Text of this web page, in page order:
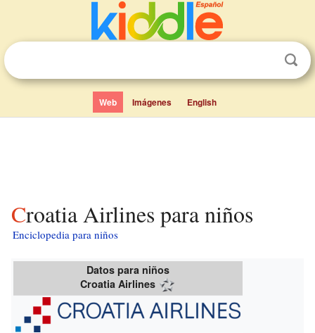
Web Imágenes English
Croatia Airlines para niños
Enciclopedia para niños
Datos para niños
Croatia Airlines